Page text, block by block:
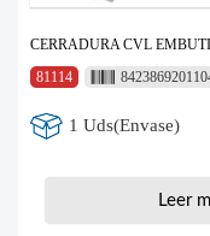
CERRADURA CVL
81114
1 Uds(Envase)
Leer